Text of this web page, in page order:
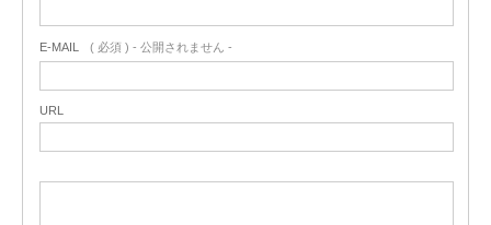
E-MAIL ( 必須 ) - 公開されません -
URL